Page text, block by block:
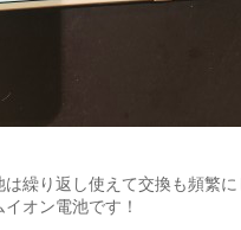
は繰り返し使えて交換も頻繁
オン電池です！